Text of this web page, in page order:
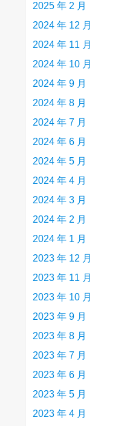
2025 年 2 月
2024 年 12 月
2024 年 11 月
2024 年 10 月
2024 年 9 月
2024 年 8 月
2024 年 7 月
2024 年 6 月
2024 年 5 月
2024 年 4 月
2024 年 3 月
2024 年 2 月
2024 年 1 月
2023 年 12 月
2023 年 11 月
2023 年 10 月
2023 年 9 月
2023 年 8 月
2023 年 7 月
2023 年 6 月
2023 年 5 月
2023 年 4 月